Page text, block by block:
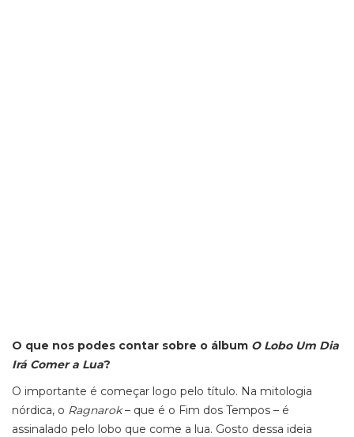
O que nos podes contar sobre o álbum O Lobo Um Dia
Irá Comer a Lua?
O importante é começar logo pelo título. Na mitologia
nórdica, o Ragnarok – que é o Fim dos Tempos – é
assinalado pelo lobo que come a lua. Gosto dessa ideia